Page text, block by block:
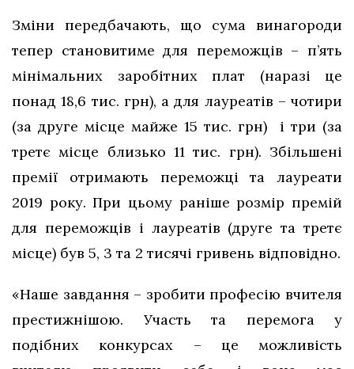
Зміни передбачають, що сума винагороди
тепер становитиме для переможців – п’ять
мінімальних заробітних плат (наразі це
понад 18,6 тис. грн), а для лауреатів – чотири
(за друге місце майже 15 тис. грн) і три (за
третє місце близько 11 тис. грн). Збільшені
премії отримають переможці та лауреати
2019 року. При цьому раніше розмір премій
для переможців і лауреатів (друге та третє
місце) був 5, 3 та 2 тисячі гривень відповідно.
«Наше завдання – зробити професію вчителя
престижнішою. Участь та перемога у
подібних конкурсах – це можливість